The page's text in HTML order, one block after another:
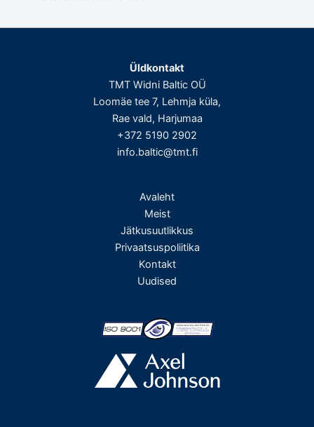
Üldkontakt
TMT Widni Baltic OÜ
Loomäe tee 7, Lehmja küla,
Rae vald, Harjumaa
+372 5190 2902
info.baltic@tmt.fi
Avaleht
Meist
Jätkusuutlikkus
Privaatsuspoliitika
Kontakt
Uudised